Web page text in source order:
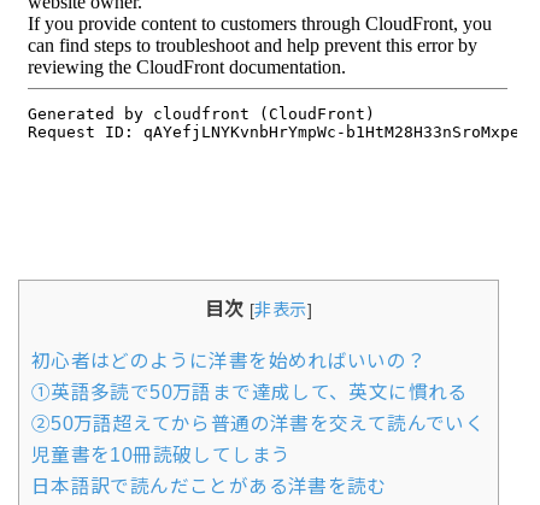
目次 [非表示]
初心者はどのように洋書を始めればいいの？
①英語多読で50万語まで達成して、英文に慣れる
②50万語超えてから普通の洋書を交えて読んでいく
児童書を10冊読破してしまう
日本語訳で読んだことがある洋書を読む